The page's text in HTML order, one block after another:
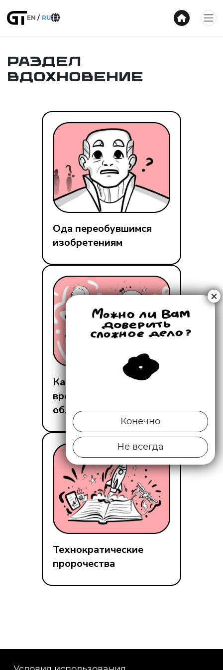
EN RU
Раздел
Вдохновение
Ода переобувшимся
изобретениям
Как сделать машину
времени и не
облажаться
Технократические
пророчества
Конечно
Не всегда